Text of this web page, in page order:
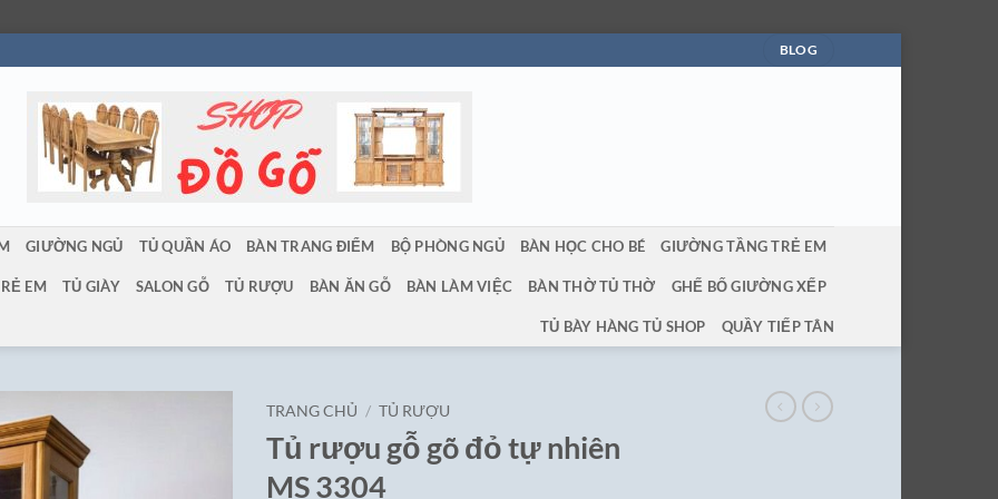
BLOG
GIƯỜNG NGỦ TỦ QUẦN ÁO BÀN TRANG ĐIỂM BỘ PHÒNG NGỦ BÀN HỌC CHO BÉ GIƯỜNG TẦNG TRẺ EM
EM TỦ GIÀY SALON GỖ TỦ RƯỢU BÀN ĂN GỖ BÀN LÀM VIỆC BÀN THỜ TỦ THỜ GHẾ BỐ GIƯỜNG XẾP
TỦ BÀY HÀNG TỦ SHOP QUẦY TIẾP TÂN
TRANG CHỦ / TỦ RƯỢU
Tủ rượu gỗ gõ đỏ tự nhiên
MS 3304